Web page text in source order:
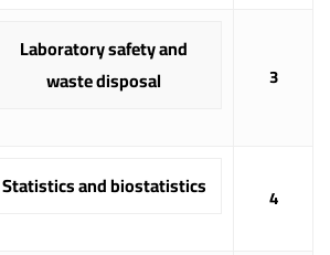
3
Laboratory safety and
waste disposal
4
Statistics and biostatistics